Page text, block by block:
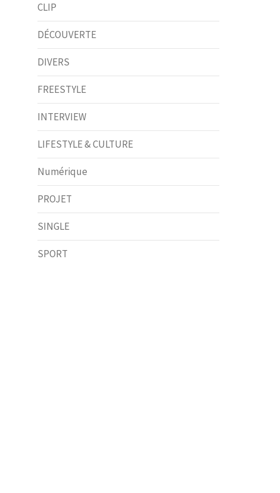
CLIP
DÉCOUVERTE
DIVERS
FREESTYLE
INTERVIEW
LIFESTYLE & CULTURE
Numérique
PROJET
SINGLE
SPORT